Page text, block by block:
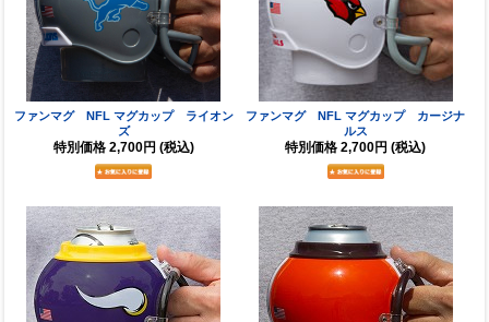
ファンマグ NFL マグカップ ライオン
ズ
特別価格 2,700円 (税込)
ファンマグ NFL マグカップ カージナ
ルス
特別価格 2,700円 (税込)